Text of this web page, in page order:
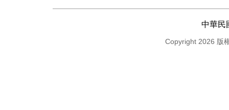
中華民
Copyright 2026 版